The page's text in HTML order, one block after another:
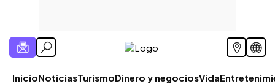
InicioNoticiasTurismoDinero y negociosVida